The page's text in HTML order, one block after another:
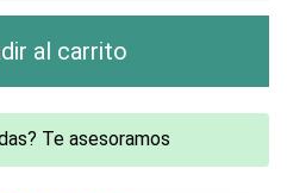
al carrito
Te asesoramos